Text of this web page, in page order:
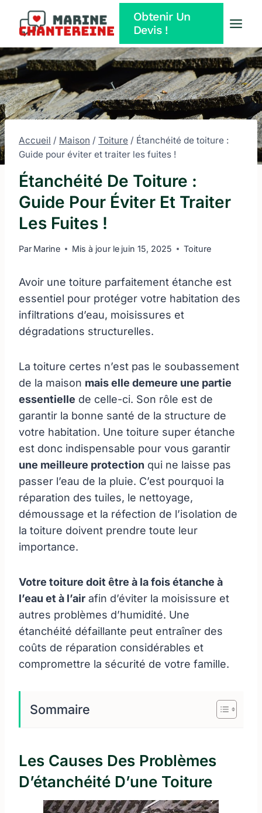
contenu
Obtenir Un
Devis !
Accueil / Maison / Toiture / Étanchéité de toiture :
Guide pour éviter et traiter les fuites !
Étanchéité De Toiture :
Guide Pour Éviter Et Traiter
Les Fuites !
Par Marine Mis à jour le juin 15, 2025 Toiture
Avoir une toiture parfaitement étanche est
essentiel pour protéger votre habitation des
infiltrations d’eau, moisissures et
dégradations structurelles.
La toiture certes n’est pas le soubassement
de la maison mais elle demeure une partie
essentielle de celle-ci. Son rôle est de
garantir la bonne santé de la structure de
votre habitation. Une toiture super étanche
est donc indispensable pour vous garantir
une meilleure protection qui ne laisse pas
passer l’eau de la pluie. C’est pourquoi la
réparation des tuiles, le nettoyage,
démoussage et la réfection de l’isolation de
la toiture doivent prendre toute leur
importance.
Votre toiture doit être à la fois étanche à
l’eau et à l’air afin d’éviter la moisissure et
autres problèmes d’humidité. Une
étanchéité défaillante peut entraîner des
coûts de réparation considérables et
compromettre la sécurité de votre famille.
Sommaire
Les Causes Des Problèmes
D’étanchéité D’une Toiture